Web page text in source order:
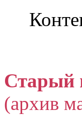
Старый
(архив